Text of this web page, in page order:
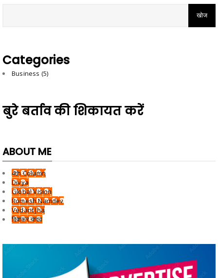
Categories
Business (5)
बुरे बर्ताव की शिकायत करें
ABOUT ME
4th Column
Divya
Global Vision
Romesh Namdev
Vedant Jha
दिवाकर यादव